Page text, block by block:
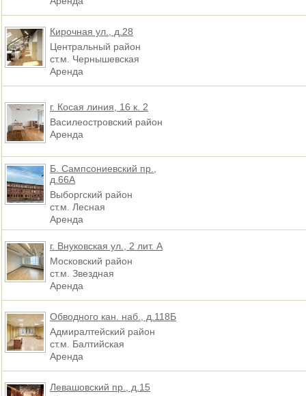
Кирочная ул., д.28
Центральный район
ст.м. Чернышевская
Аренда
г. Косая линия, 16 к. 2
Василеостровский район
Аренда
Б. Сампсониевский пр.,
д.66А
Выборгский район
ст.м. Лесная
Аренда
г. Внуковская ул., 2 лит. А
Московский район
ст.м. Звездная
Аренда
Обводного кан. наб., д.118Б
Адмиралтейский район
ст.м. Балтийская
Аренда
Левашовский пр., д.15